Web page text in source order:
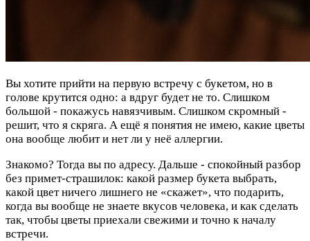
Вы хотите прийти на первую встречу с букетом, но в
голове крутится одно: а вдруг будет не то. Слишком
большой - покажусь навязчивым. Слишком скромный -
решит, что я скряга. А ещё я понятия не имею, какие цветы
она вообще любит и нет ли у неё аллергии.
Знакомо? Тогда вы по адресу. Дальше - спокойный разбор
без примет-страшилок: какой размер букета выбрать,
какой цвет ничего лишнего не «скажет», что подарить,
когда вы вообще не знаете вкусов человека, и как сделать
так, чтобы цветы приехали свежими и точно к началу
встречи.